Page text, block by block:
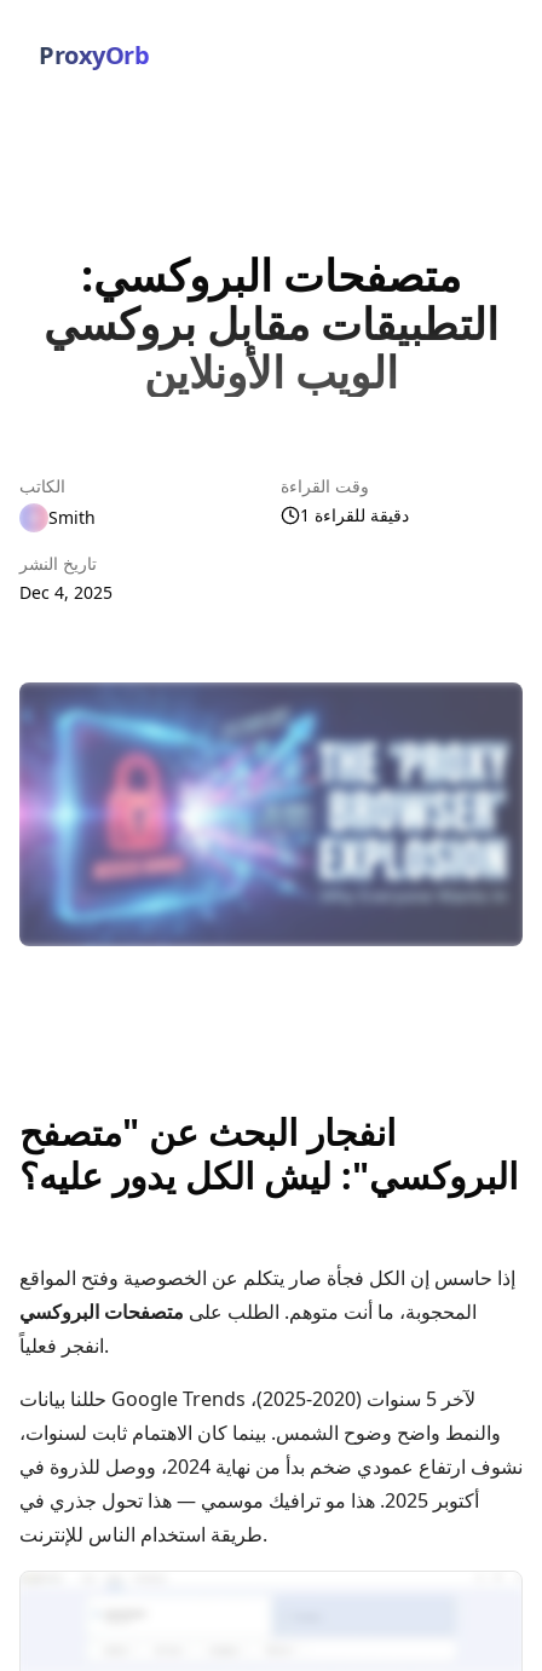
ProxyOrb
متصفحات البروكسي:
التطبيقات مقابل بروكسي
الويب الأونلاين
الكاتب
Smith
وقت القراءة
1 دقيقة للقراءة
تاريخ النشر
Dec 4, 2025
انفجار البحث عن "متصفح
البروكسي": ليش الكل يدور عليه؟
إذا حاسس إن الكل فجأة صار يتكلم عن الخصوصية وفتح المواقع
المحجوبة، ما أنت متوهم. الطلب على متصفحات البروكسي
انفجر فعلياً.
حللنا بيانات Google Trends لآخر 5 سنوات (2020-2025)،
والنمط واضح وضوح الشمس. بينما كان الاهتمام ثابت لسنوات،
نشوف ارتفاع عمودي ضخم بدأ من نهاية 2024، ووصل للذروة في
أكتوبر 2025. هذا مو ترافيك موسمي — هذا تحول جذري في
طريقة استخدام الناس للإنترنت.